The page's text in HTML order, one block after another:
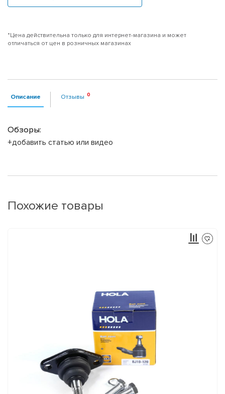
*Цена действительна только для интернет-магазина и может
отличаться от цен в розничных магазинах
Описание Отзывы
Обзоры:
+добавить статью или видео
Похожие товары